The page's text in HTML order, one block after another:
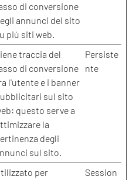
di conversione
annunci del sito
più siti web.
traccia del
di conversione
l'utente e i banner
sul sito
questo serve a
la
degli
sul sito.
Persiste
nte
per
Session